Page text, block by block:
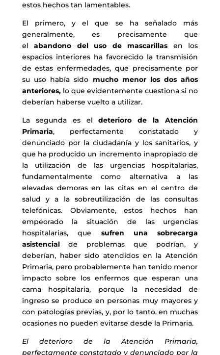
estos hechos tan lamentables.
El primero, y el que se ha señalado más
generalmente, es precisamente que
elabandono del uso de mascarillas en los
espacios interiores ha favorecido la transmisión
de estas enfermedades, que precisamente por
su uso había sido mucho menor los dos años
anteriores,lo que evidentemente cuestiona si no
deberían haberse vuelto a utilizar.
La segunda es el deterioro de la Atención
Primaria, perfectamente constatado y
denunciado por la ciudadanía y los sanitarios, y
que ha producido un incremento inapropiado de
la utilización de las urgencias hospitalarias,
fundamentalmente como alternativa a las
elevadas demoras en las citas en el centro de
salud y a la sobreutilización de las consultas
telefónicas. Obviamente, estos hechos han
empeorado la situación de las urgencias
hospitalarias, que sufren una sobrecarga
asistencialde problemas que podrían, y
deberían, haber sido atendidos en la Atención
Primaria, pero probablemente han tenido menor
impacto sobre los enfermos que esperan una
cama hospitalaria, porque la necesidad de
ingreso se produce en personas muy mayores y
con patologías previas, y, por lo tanto, en muchas
ocasiones no pueden evitarse desde la Primaria.
El deterioro de la Atención Primaria,
perfectamente constatado y denunciado por la